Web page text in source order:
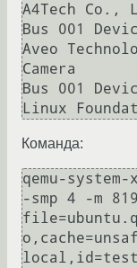
A4Tech Co.,
Bus 001
Aveo
Camera
Bus 001
Команда:
qemu-
-smp 4 -m